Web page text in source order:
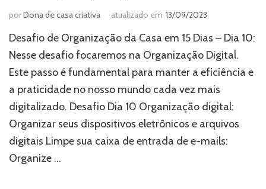
porDona de casa criativa atualizado em 13/09/2023
Desafio de Organização da Casa em 15 Dias – Dia 10:
Nesse desafio focaremos na Organização Digital.
Este passo é fundamental para manter a eficiência e
a praticidade no nosso mundo cada vez mais
digitalizado. Desafio Dia 10 Organização digital:
Organizar seus dispositivos eletrônicos e arquivos
digitais Limpe sua caixa de entrada de e-mails:
Organize …